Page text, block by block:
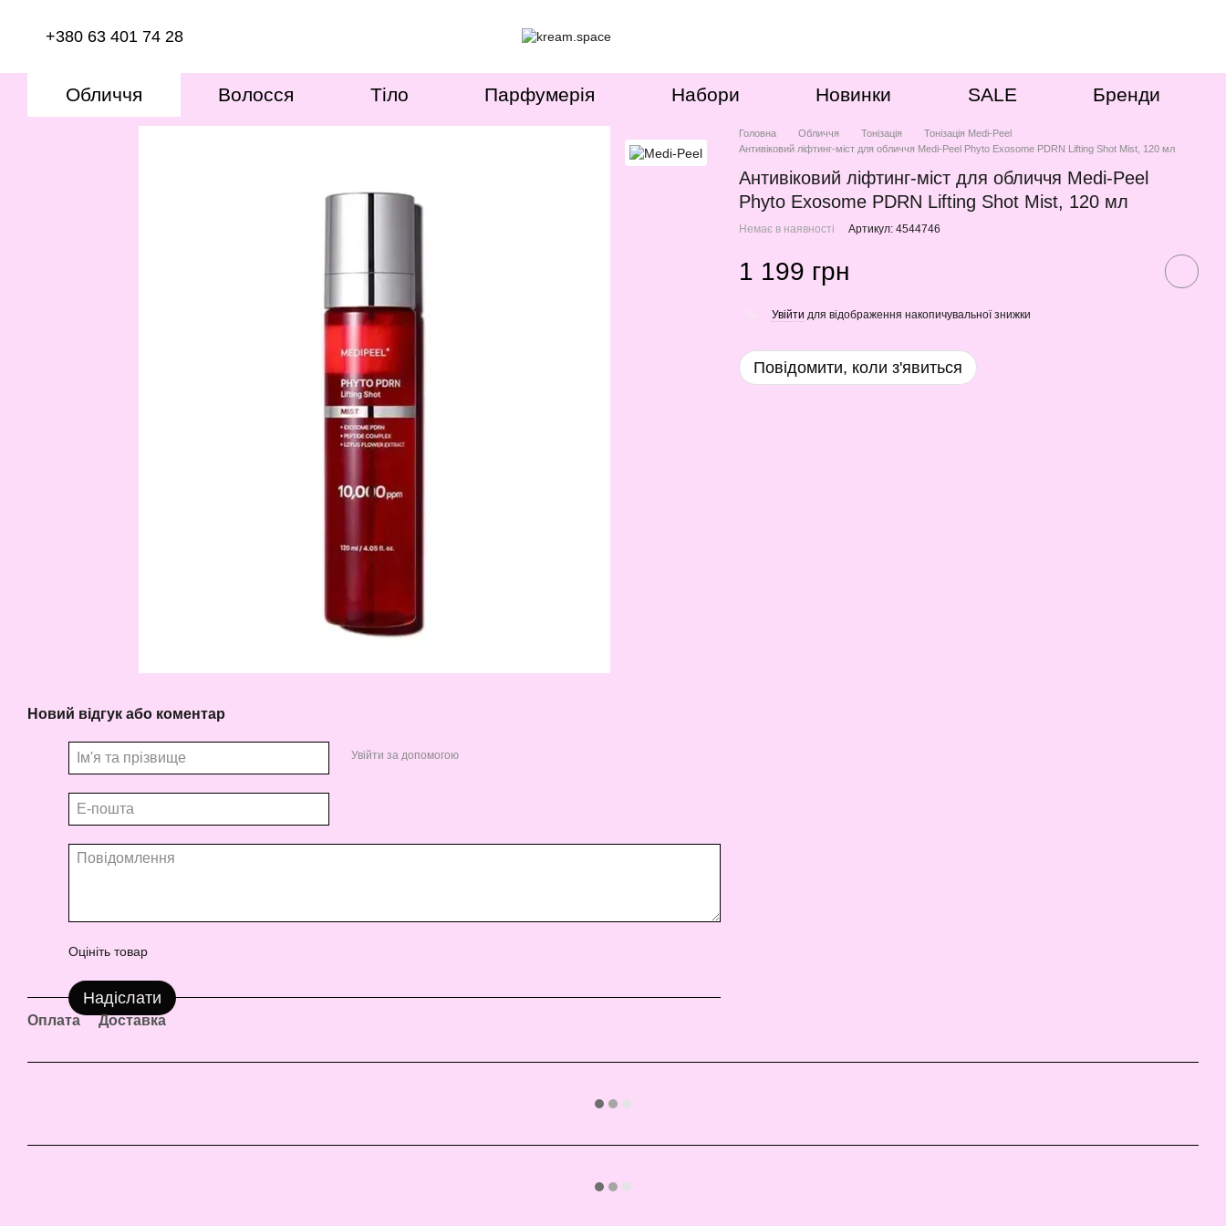
+380 63 401 74 28
Обличчя Волосся Тіло Парфумерія Набори Новинки SALE Бренди
Новий відгук або коментар
Увійти за допомогою
Оцініть товар
Надіслати
Оплата Доставка
Головна Обличчя Тонізація
Тонізація Medi-Peel
Антивіковий ліфтинг-міст для обличчя Medi-Peel Phyto Exosome PDRN Lifting Shot Mist, 120 мл
Антивіковий ліфтинг-міст для обличчя Medi-Peel
Phyto Exosome PDRN Lifting Shot Mist, 120 мл
Немає в наявності Артикул: 4544746
1 199 грн
Увійти для відображення накопичувальної знижки
Повідомити, коли з'явиться